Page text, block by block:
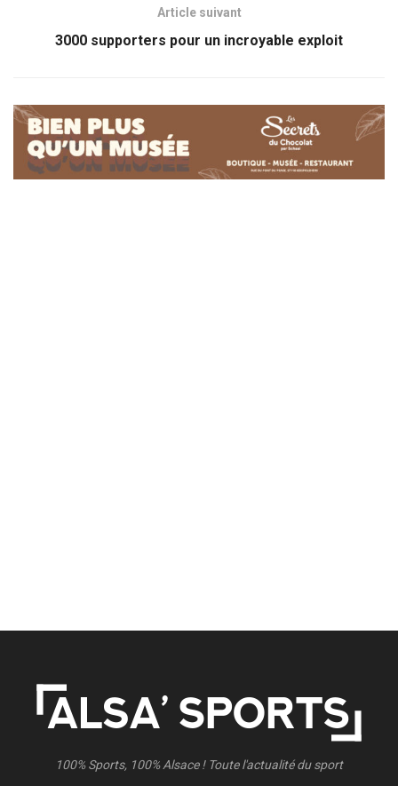
Article suivant
3000 supporters pour un incroyable exploit
100% Sports, 100% Alsace ! Toute l'actualité du sport